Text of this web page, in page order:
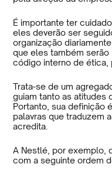
É importante ter
eles deverão ser
organização
que eles também serão
código interno de ética,
Trata-se de um
guiam tanto as atitudes
Portanto, sua definição
palavras que traduzem
acredita.
A Nestlé, por exemplo,
com a seguinte ordem